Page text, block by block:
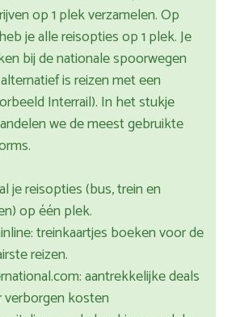
op 1 plek verzamelen. Op
je alle reisopties op 1 plek. Je
bij de nationale spoorwegen
is reizen met een
Interrail). In het stukje
we de meest gebruikte
je reisopties (bus, trein en
op één plek.
treinkaartjes boeken voor de
reizen.
aantrekkelijke deals
verborgen kosten